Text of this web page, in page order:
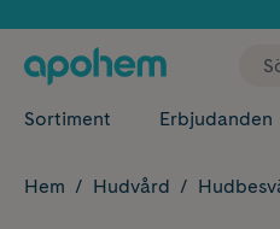
Sortiment Erbjudanden
Hem Hudvård